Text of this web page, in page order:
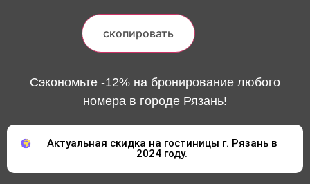
скопировать
Сэкономьте -12% на бронирование любого
номера в городе Рязань!
Актуальная скидка на гостиницы г. Рязань в
2024 году.